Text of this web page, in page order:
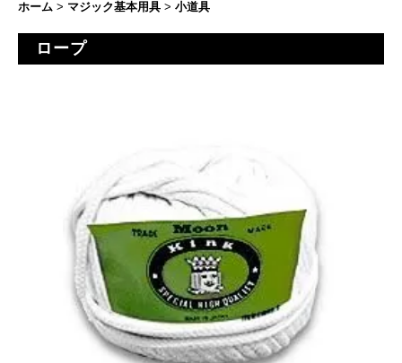
ホーム > マジック基本用具 > 小道具
ロープ